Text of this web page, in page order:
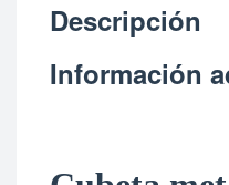
Descripción
Información